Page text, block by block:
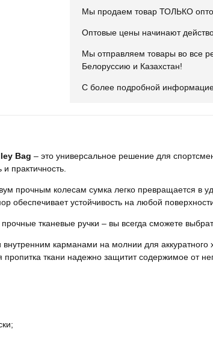
Мы продаем товар ТОЛЬКО
Оптовые цены начинают
Мы отправляем товары во все
Белоруссию и Казахстан!
С более подробной
Bag – это универсальное решение для
практичность.
прочным колесам сумка легко превращается в
обеспечивает устойчивость на любой
тканевые ручки – вы всегда сможете
карманами на молнии для аккуратного
ткани надежно защитит содержимое от